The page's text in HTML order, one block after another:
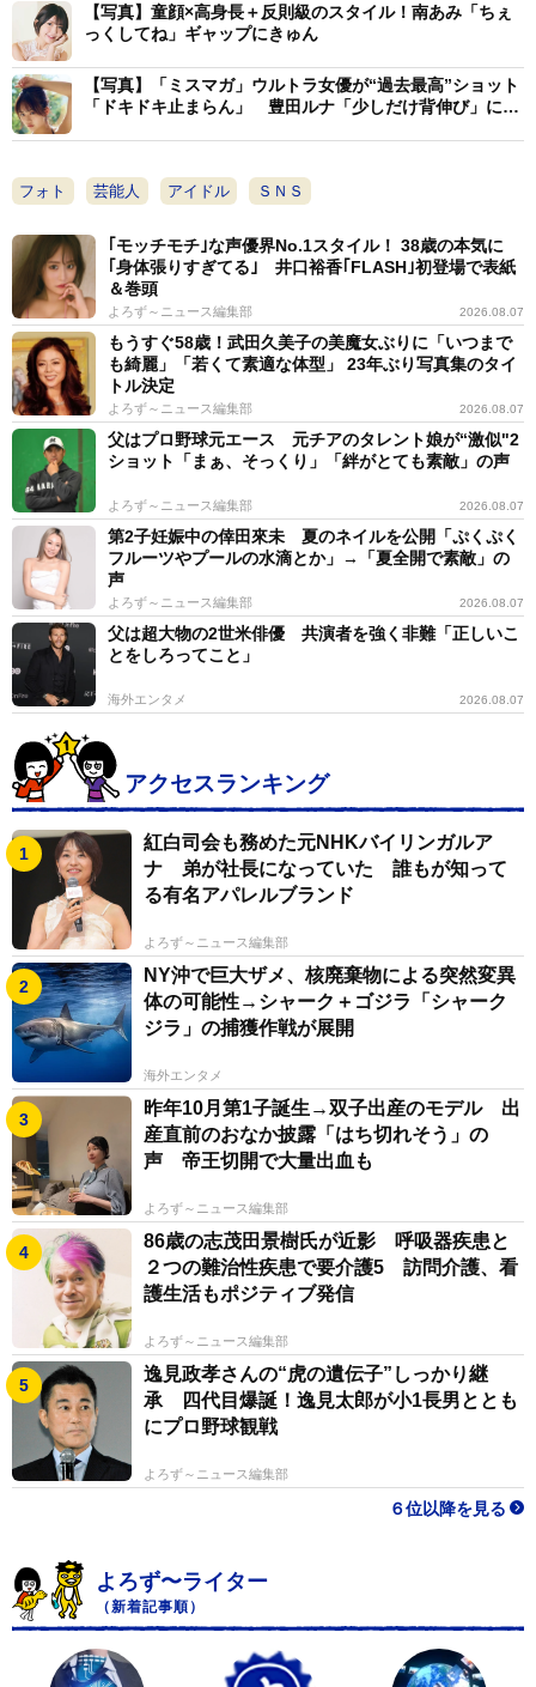
【写真】童顔×高身長＋反則級のスタイル！南あみ「ちぇ
っくしてね」ギャップにきゅん
【写真】「ミスマガ」ウルトラ女優が“過去最高”ショット
「ドキドキ止まらん」 豊田ルナ「少しだけ背伸び」にキ
フォト 芸能人 アイドル ＳＮＳ
｢モッチモチ｣な声優界No.1スタイル！ 38歳の本気に
｢身体張りすぎてる｣ 井口裕香｢FLASH｣初登場で表紙
＆巻頭
よろず～ニュース編集部 2026.08.07
もうすぐ58歳！武田久美子の美魔女ぶりに「いつまで
も綺麗」「若くて素適な体型」 23年ぶり写真集のタイ
トル決定
よろず～ニュース編集部 2026.08.07
父はプロ野球元エース 元チアのタレント娘が“激似"2
ショット「まぁ、そっくり」「絆がとても素敵」の声
よろず～ニュース編集部 2026.08.07
第2子妊娠中の倖田來未 夏のネイルを公開「ぷくぷく
フルーツやプールの水滴とか」→「夏全開で素敵」の
声
よろず～ニュース編集部 2026.08.07
父は超大物の2世米俳優 共演者を強く非難「正しいこ
とをしろってこと」
海外エンタメ 2026.08.07
アクセスランキング
紅白司会も務めた元NHKバイリンガルア
ナ 弟が社長になっていた 誰もが知って
る有名アパレルブランド
よろず～ニュース編集部
NY沖で巨大ザメ、核廃棄物による突然変異
体の可能性→シャーク＋ゴジラ「シャーク
ジラ」の捕獲作戦が展開
海外エンタメ
昨年10月第1子誕生→双子出産のモデル 出
産直前のおなか披露「はち切れそう」の
声 帝王切開で大量出血も
よろず～ニュース編集部
86歳の志茂田景樹氏が近影 呼吸器疾患と
２つの難治性疾患で要介護5 訪問介護、看
護生活もポジティブ発信
よろず～ニュース編集部
逸見政孝さんの“虎の遺伝子”しっかり継
承 四代目爆誕！逸見太郎が小1長男ととも
にプロ野球観戦
よろず～ニュース編集部
６位以降を見る
よろず〜ライター
（新着記事順）